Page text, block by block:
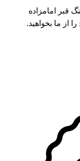
قبر امامزاده
ما بخواهید.